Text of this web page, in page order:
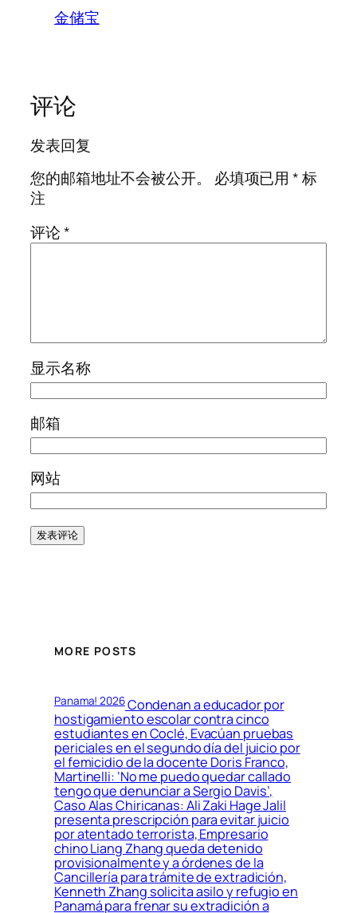
金储宝
评论
发表回复
您的邮箱地址不会被公开。
必填项已用*标
注
评论*
显示名称
邮箱
网站
MORE POSTS
Panama! 2026Condenan a educador por
hostigamiento escolar contra cinco
estudiantes en Coclé, Evacúan pruebas
periciales en el segundo día del juicio por
el femicidio de la docente Doris Franco,
Martinelli: ‘No me puedo quedar callado
tengo que denunciar a Sergio Davis’,
Caso Alas Chiricanas: Ali Zaki Hage Jalil
presenta prescripción para evitar juicio
por atentado terrorista, Empresario
chino Liang Zhang queda detenido
provisionalmente y a órdenes de la
Cancillería para trámite de extradición,
Kenneth Zhang solicita asilo y refugio en
Panamá para frenar su extradición a